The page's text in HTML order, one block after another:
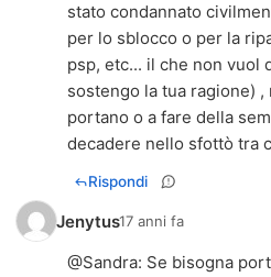
stato condannato
per lo sblocco o per la
psp, etc... il che non vuol
sostengo la tua ragione)
portano o a fare della
decadere nello sfottò tra
Rispondi
Jenytus17 anni fa
@Sandra: Se bisogna